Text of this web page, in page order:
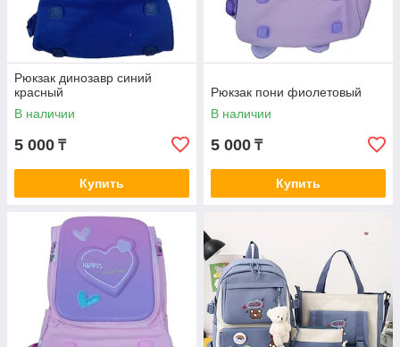
Рюкзак динозавр синий
красный
В наличии
5 000 ₸
Купить
Рюкзак пони фиолетовый
В наличии
5 000 ₸
Купить